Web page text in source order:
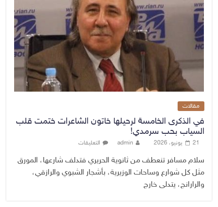
مقالات
في الذكرى الخامسة لرحيلها خاتون الشاعرات ختمت قلب
السياب بحب سرمدي!
21 يونيو، 2026 admin التعليقات
سلام مسافر تنعطف من ثانوية الحريري فتدلف شارعها، المورق
مثل كل شوارع وساحات الوزيرية، بأشجار الشبوي والرازقي،
والرارانج، يتدلى خارج